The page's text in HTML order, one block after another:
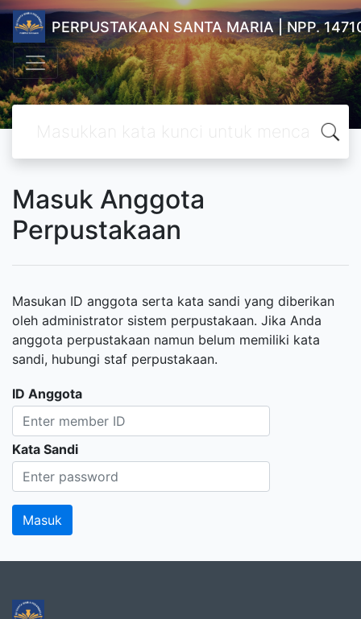
PERPUSTAKAAN SANTA MARIA | NPP.
Masuk Anggota
Perpustakaan
Masukan ID anggota serta kata sandi yang diberikan
oleh administrator sistem perpustakaan. Jika Anda
anggota perpustakaan namun belum memiliki kata
sandi, hubungi staf perpustakaan.
ID Anggota
Kata Sandi